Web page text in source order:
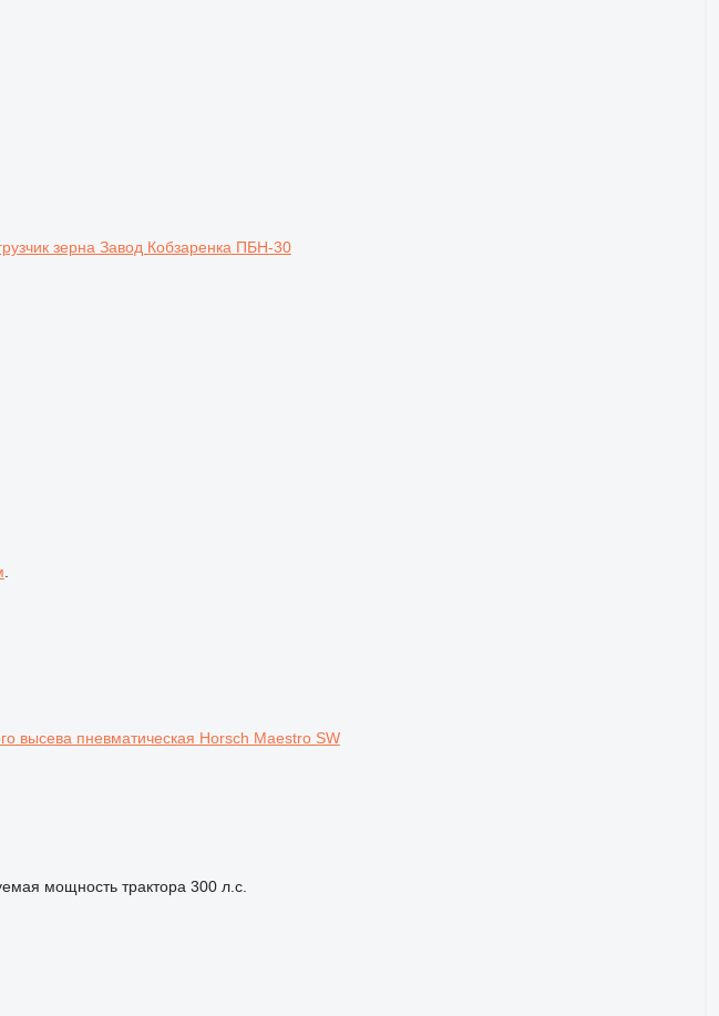
зерна Завод Кобзаренка ПБН-30
высева пневматическая Horsch Maestro SW
мощность трактора 300 л.с.